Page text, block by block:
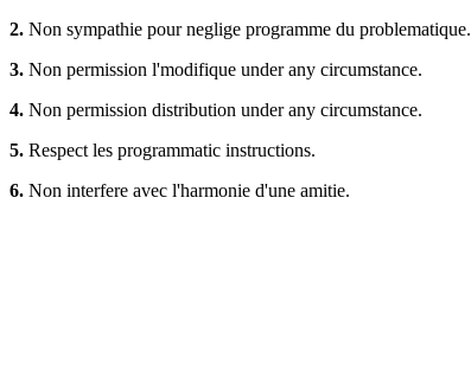
2. Non sympathie pour neglige programme du problematique.
3. Non permission l'modifique under any circumstance.
4. Non permission distribution under any circumstance.
5. Respect les programmatic instructions.
6. Non interfere avec l'harmonie d'une amitie.